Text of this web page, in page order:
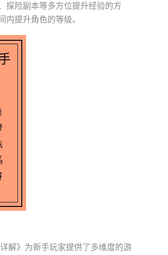
探险副本等多方位提升经验的方
提升角色的等级。
解》为新手玩家提供了多维度的游